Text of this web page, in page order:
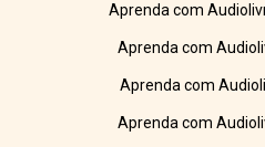
Aprenda com
Aprenda com
Aprenda com
Aprenda com